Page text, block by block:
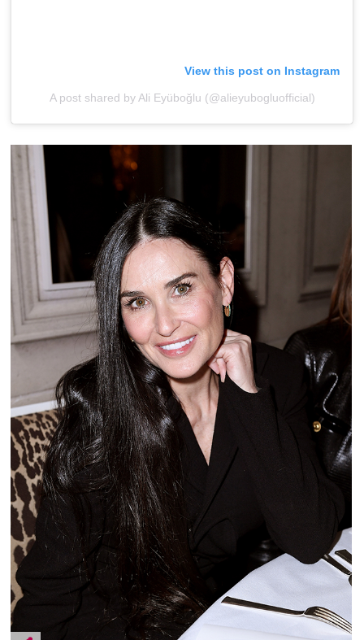
View this post on Instagram
A post shared by Ali Eyüboğlu (@alieyubogluofficial)